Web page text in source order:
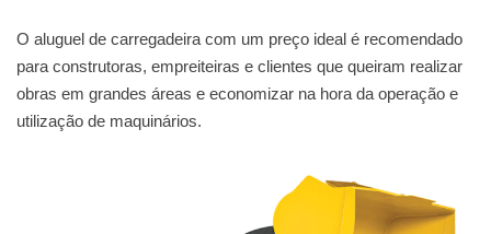
O aluguel de carregadeira com um preço ideal é recomendado
para construtoras, empreiteiras e clientes que queiram realizar
obras em grandes áreas e economizar na hora da operação e
utilização de maquinários.